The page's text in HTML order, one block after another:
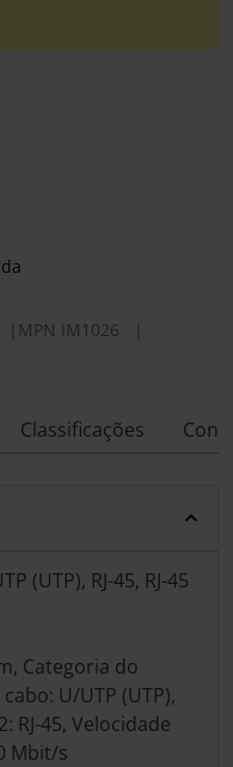
MPN IM1026
Classificações
(UTP), RJ-45, RJ-45
Categoria do
U/UTP (UTP),
RJ-45, Velocidade
Mbit/s